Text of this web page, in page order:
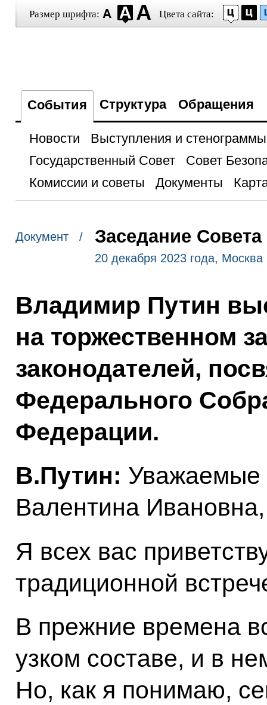
Размер шрифта: Цвета сайта:
События Структура Обращения
Новости
Выступления и стенограммы
Государственный Совет
Совет
Комиссии и советы
Документы
Документ / Заседание
20 декабря 2023 года, Москва
Владимир Путин
на торжественном
законодателей,
Федерального
Федерации.
В.Путин: Уважаемые
Валентина
Я всех вас
традиционной
В прежние времена
узком составе, и в
Но, как я понимаю,